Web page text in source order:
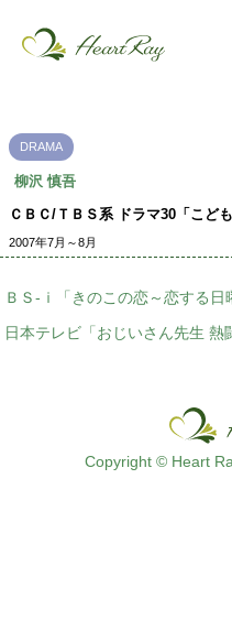
DRAMA
柳沢 慎吾
ＣＢＣ/ＴＢＳ系 ドラマ30「こども
2007年7月～8月
ＢＳ-ｉ「きのこの恋～恋する日
日本テレビ「おじいさん先生 熱
Copyright © Heart